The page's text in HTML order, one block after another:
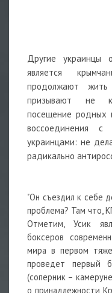
Другие украинцы
является
продолжают жить
призывают не
посещение родных
воссоединения
украинцами: не
радикально
"Он съездил к себе
проблема? Там что,
Отметим, Усик
боксеров
мира в первом
проведет первый
(соперник –
о принадлежности